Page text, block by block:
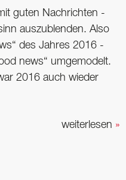
guten Nachrichten
auszublenden. Also
des ­Jahres 2016
news“ ­umgemodelt.
2016 auch wieder
weiterlesen »